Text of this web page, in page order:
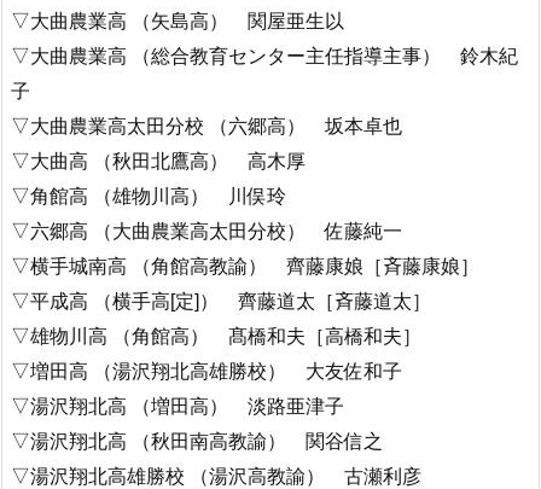
▽大曲農業高 （矢島高） 関屋亜生以
▽大曲農業高 （総合教育センター主任指導主事） 鈴木紀
子
▽大曲農業高太田分校 （六郷高） 坂本卓也
▽大曲高 （秋田北鷹高） 高木厚
▽角館高 （雄物川高） 川俣玲
▽六郷高 （大曲農業高太田分校） 佐藤純一
▽横手城南高 （角館高教諭） 齊藤康娘［斉藤康娘］
▽平成高 （横手高[定]） 齊藤道太［斉藤道太］
▽雄物川高 （角館高） 髙橋和夫［高橋和夫］
▽増田高 （湯沢翔北高雄勝校） 大友佐和子
▽湯沢翔北高 （増田高） 淡路亜津子
▽湯沢翔北高 （秋田南高教諭） 関谷信之
▽湯沢翔北高雄勝校 （湯沢高教諭） 古瀬利彦